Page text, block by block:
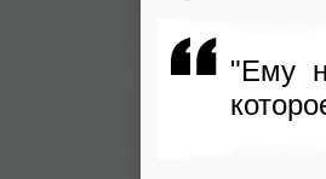
"Ему